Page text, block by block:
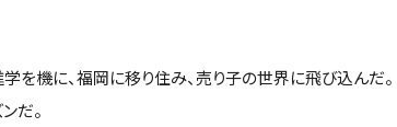
機に、福岡に移り住み、売り子の世界に飛び込んだ。
だ。